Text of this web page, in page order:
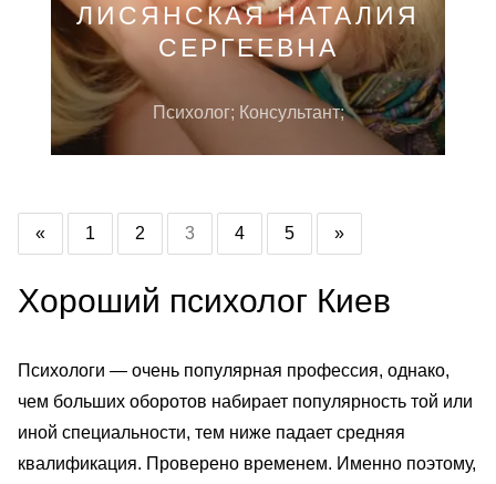
ЛИСЯНСКАЯ НАТАЛИЯ
СЕРГЕЕВНА
Психолог; Консультант;
« 1 2 3 4 5 »
Хороший психолог Киев
Психологи — очень популярная профессия, однако,
чем больших оборотов набирает популярность той или
иной специальности, тем ниже падает средняя
квалификация. Проверено временем. Именно поэтому,